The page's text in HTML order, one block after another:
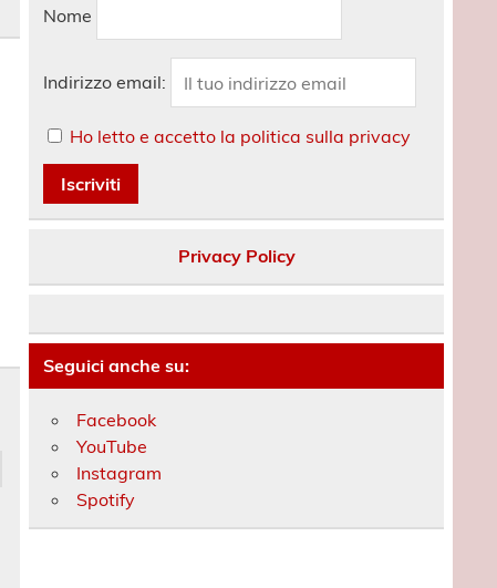
Nome
Indirizzo email:
Ho letto e accetto la politica sulla privacy
Privacy Policy
Seguici anche su:
Facebook
YouTube
Instagram
Spotify